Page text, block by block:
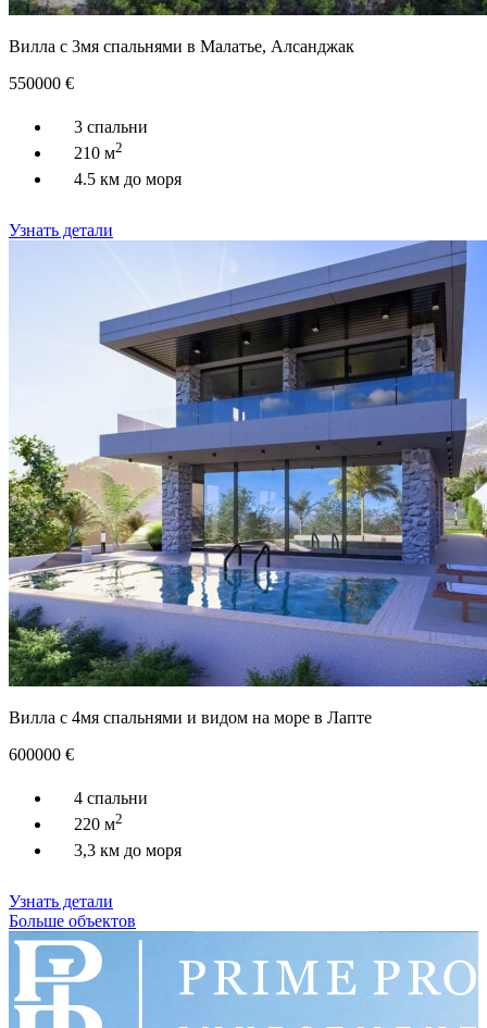
Вилла с 3мя спальнями в Малатье, Алсанджак
550000 €
3 спальни
210 м2
4.5 км до моря
Узнать детали
Вилла с 4мя спальнями и видом на море в Лапте
600000 €
4 спальни
220 м2
3,3 км до моря
Узнать детали
Больше объектов